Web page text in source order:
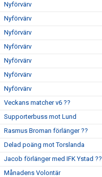
Nyförvärv
Nyförvärv
Nyförvärv
Nyförvärv
Nyförvärv
Nyförvärv
Nyförvärv
Veckans matcher v6 ??
Supporterbuss mot Lund
Rasmus Broman förlänger ??
Delad poäng mot Torslanda
Jacob förlänger med IFK Ystad ??
Månadens Volontär